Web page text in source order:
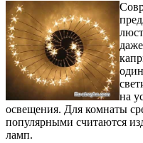
на
освещения. Для комнаты
популярными считаются
ламп.